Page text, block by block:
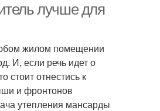
лучше для
жилом помещении
И, если речь идет о
стоит отнестись к
и фронтонов
утепления мансарды